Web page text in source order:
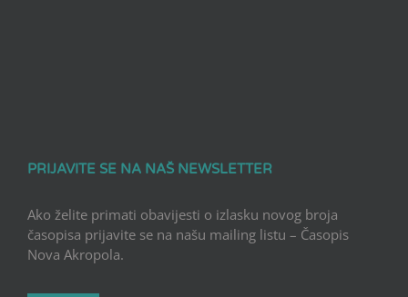
PRIJAVITE SE NA NAŠ NEWSLETTER
Ako želite primati obavijesti o izlasku novog broja
časopisa prijavite se na našu mailing listu – Časopis
Nova Akropola.